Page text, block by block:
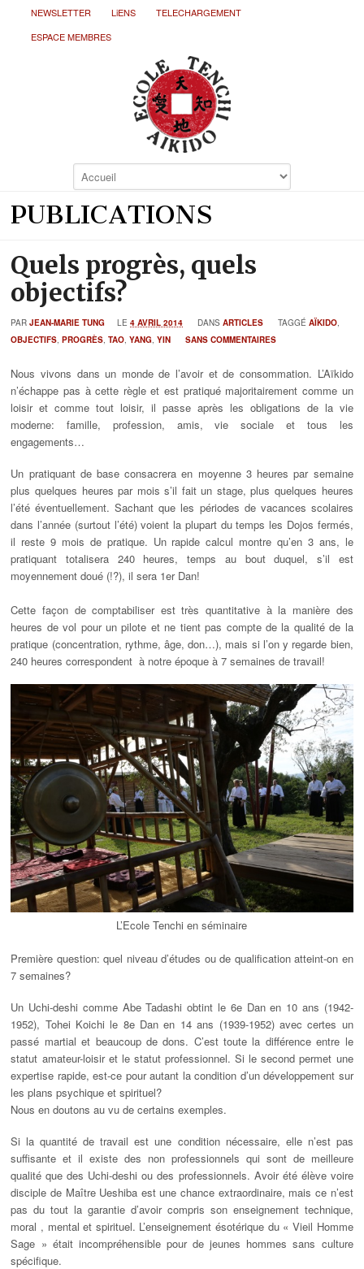
NEWSLETTER LiENS
TELECHARGEMENT
ESPACE MEMBRES
PUBLICATIONS
Quels progrès, quels
objectifs?
PARJEAN-MARIE TUNG LE4 AVRIL 2014 DANSARTICLES TAGGÉAÏKIDO,
OBJECTIFS,PROGRÈS,TAO,YANG,YIN SANS COMMENTAIRES
Nous vivons dans un monde de l’avoir et de consommation. L’Aïkido
n’échappe pas à cette règle et est pratiqué majoritairement comme un
loisir et comme tout loisir, il passe après les obligations de la vie
moderne: famille, profession, amis, vie sociale et tous les
engagements…
Un pratiquant de base consacrera en moyenne 3 heures par semaine
plus quelques heures par mois s’il fait un stage, plus quelques heures
l’été éventuellement. Sachant que les périodes de vacances scolaires
dans l’année (surtout l’été) voient la plupart du temps les Dojos fermés,
il reste 9 mois de pratique. Un rapide calcul montre qu’en 3 ans, le
pratiquant totalisera 240 heures, temps au bout duquel, s’il est
moyennement doué (!?), il sera 1er Dan!
Cette façon de comptabiliser est très quantitative à la manière des
heures de vol pour un pilote et ne tient pas compte de la qualité de la
pratique (concentration, rythme, âge, don…), mais si l’on y regarde bien,
240 heures correspondent à notre époque à 7 semaines de travail!
L’Ecole Tenchi en séminaire
Première question: quel niveau d’études ou de qualification atteint-on en
7 semaines?
Un Uchi-deshi comme Abe Tadashi obtint le 6e Dan en 10 ans (1942-
1952), Tohei Koichi le 8e Dan en 14 ans (1939-1952) avec certes un
passé martial et beaucoup de dons. C’est toute la différence entre le
statut amateur-loisir et le statut professionnel. Si le second permet une
expertise rapide, est-ce pour autant la condition d’un développement sur
les plans psychique et spirituel?
Nous en doutons au vu de certains exemples.
Si la quantité de travail est une condition nécessaire, elle n’est pas
suffisante et il existe des non professionnels qui sont de meilleure
qualité que des Uchi-deshi ou des professionnels. Avoir été élève voire
disciple de Maître Ueshiba est une chance extraordinaire, mais ce n’est
pas du tout la garantie d’avoir compris son enseignement technique,
moral , mental et spirituel. L’enseignement ésotérique du « Vieil Homme
Sage » était incompréhensible pour de jeunes hommes sans culture
spécifique.